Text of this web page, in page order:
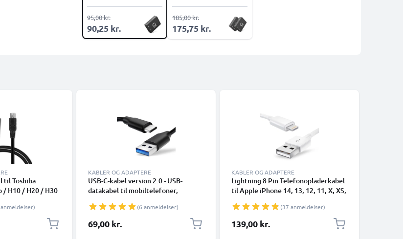
90,25 kr.
95,00 kr.
175,75 kr.
185,00 kr.
til Toshiba
/ H10 / H20 / H30
af datakabel til
PVC -
KABLER OG ADAPTERE
USB-C-kabel version 2.0 - USB-
datakabel til mobiltelefoner,
Google Pixel), kameraer (Canon,
Panasonic Lumix, Sony, GoPro) og
mange flere - 1,0m 3A-opladerkabel
(6 anmeldelser)
69,00 kr.
KABLER OG ADAPTERE
Lightning 8 Pin Telefonopladerkabel
til Apple iPhone 14, 13, 12, 11, X, XS,
Smartphone datakabel hvid
(37 anmeldelser)
139,00 kr.